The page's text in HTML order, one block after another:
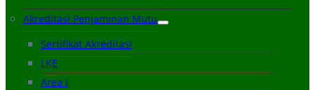
Akreditasi Penjaminan Mutu
Sertifikat Akreditasi
LKE
Area I